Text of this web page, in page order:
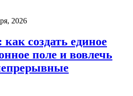
2026
создать единое
поле и вовлечь